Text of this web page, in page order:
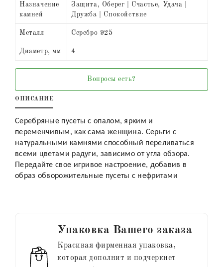
Назначение
камней
Защита, Оберег | Счастье, Удача |
Дружба | Спокойствие
Металл Серебро 925
Диаметр, мм 4
Вопросы есть?
ОПИСАНИЕ
Серебряные пусеты с опалом, ярким и
переменчивым, как сама женщина. Серьги с
натуральными камнями способный переливаться
всеми цветами радуги, зависимо от угла обзора.
Передайте свое игривое настроение, добавив в
образ обворожительные пусеты с нефритами
Упаковка Вашего заказа
Красивая фирменная упаковка,
которая дополнит и подчеркнет